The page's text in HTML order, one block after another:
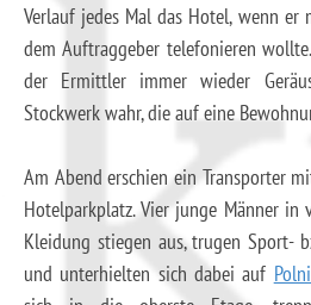
Verlauf jedes Mal das Hotel, wenn
dem Auftraggeber telefonieren
der Ermittler immer wieder
Stockwerk wahr, die auf eine
Am Abend erschien ein Transporter
Hotelparkplatz. Vier junge Männer in
Kleidung stiegen aus, trugen Sport-
und unterhielten sich dabei auf